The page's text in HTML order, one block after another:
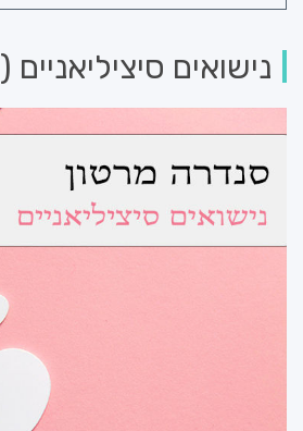
נישואים סיציליאניים (233)